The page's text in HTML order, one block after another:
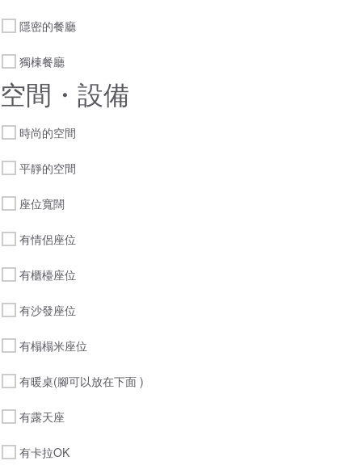
隱密的餐廳
獨棟餐廳
空間・設備
時尚的空間
平靜的空間
座位寬闊
有情侶座位
有櫃檯座位
有沙發座位
有榻榻米座位
有暖桌(腳可以放在下面 )
有露天座
有卡拉OK